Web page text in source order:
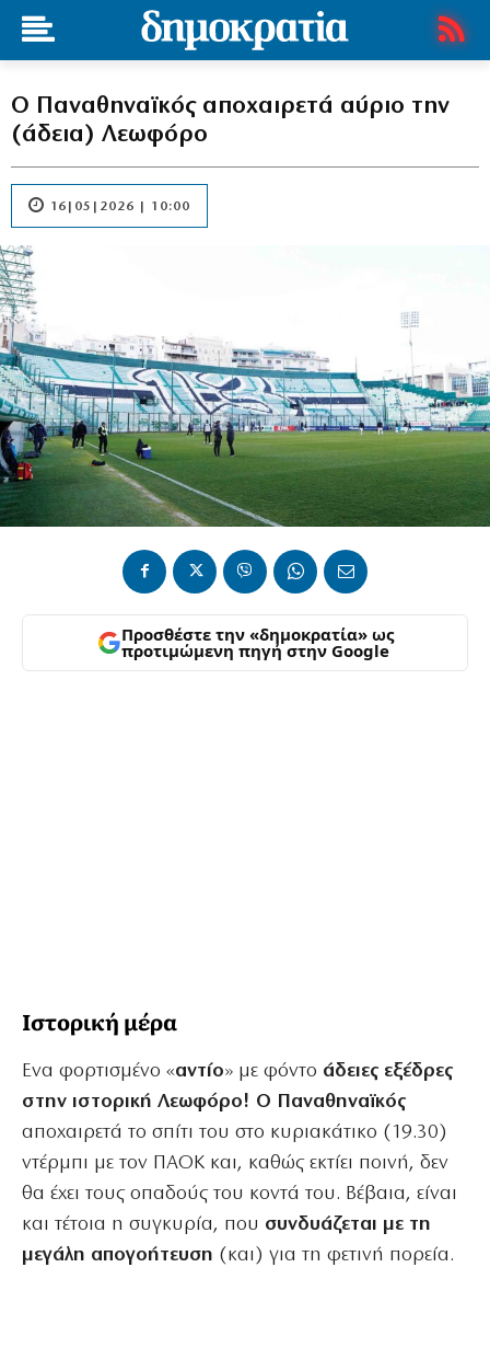
Ο Παναθηναϊκός αποχαιρετά αύριο την
(άδεια) Λεωφόρο
16|05|2026 | 10:00
Προσθέστε την «δημοκρατία» ως
προτιμώμενη πηγή στην Google
Ιστορική μέρα
Ενα φορτισμένο «αντίο» με φόντο άδειες εξέδρες
στην ιστορική Λεωφόρο! Ο Παναθηναϊκός
αποχαιρετά το σπίτι του στο κυριακάτικο (19.30)
ντέρμπι με τον ΠΑΟΚ και, καθώς εκτίει ποινή, δεν
θα έχει τους οπαδούς του κοντά του. Βέβαια, είναι
και τέτοια η συγκυρία, που συνδυάζεται με τη
μεγάλη απογοήτευση (και) για τη φετινή πορεία.